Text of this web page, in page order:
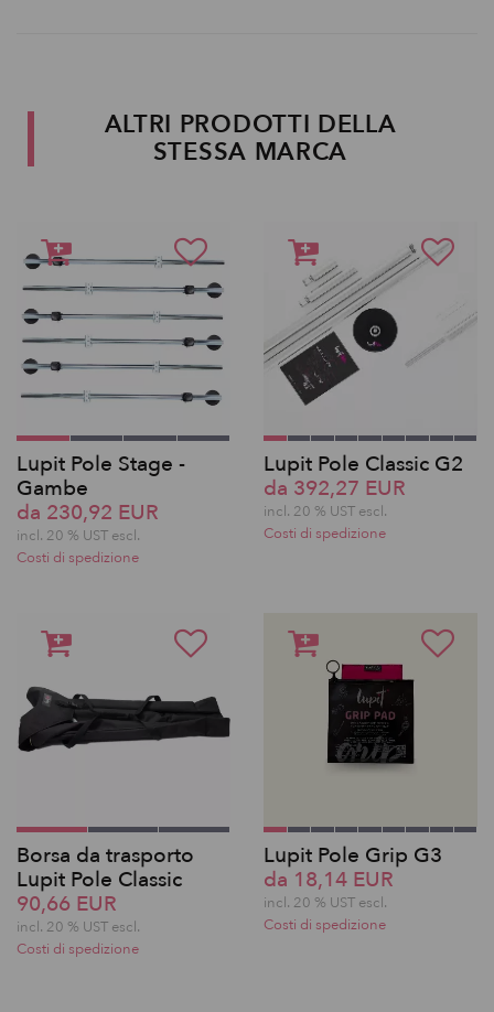
ALTRI PRODOTTI DELLA
STESSA MARCA
Lupit Pole Stage -
Gambe
da 230,92 EUR
incl. 20 % UST escl.
Costi di spedizione
Lupit Pole Classic G2
da 392,27 EUR
incl. 20 % UST escl.
Costi di spedizione
Borsa da trasporto
Lupit Pole Classic
90,66 EUR
incl. 20 % UST escl.
Costi di spedizione
Lupit Pole Grip G3
da 18,14 EUR
incl. 20 % UST escl.
Costi di spedizione